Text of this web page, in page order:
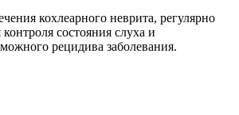
кохлеарного неврита, регулярно
состояния слуха и
рецидива заболевания.